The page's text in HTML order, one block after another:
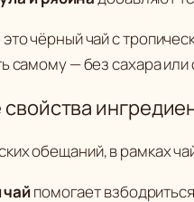
это чёрный чай с
самому — без сахара
обещаний, в рамках
помогает